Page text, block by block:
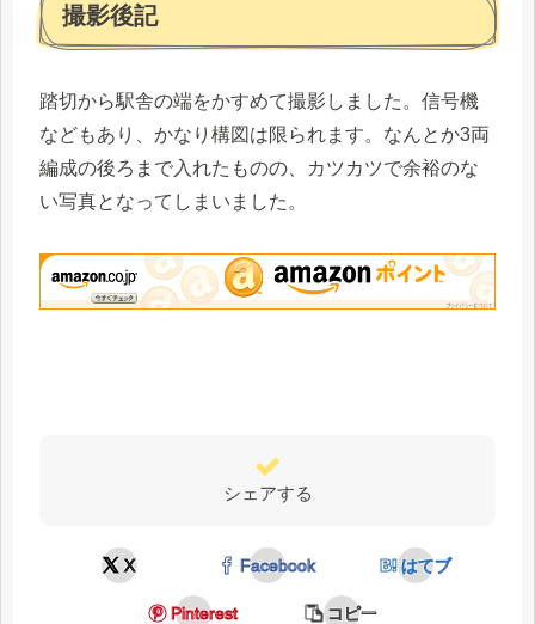
撮影後記
踏切から駅舎の端をかすめて撮影しました。信号機
などもあり、かなり構図は限られます。なんとか3両
編成の後ろまで入れたものの、カツカツで余裕のな
い写真となってしまいました。
シェアする
X Facebook はてブ
Pinterest コピー